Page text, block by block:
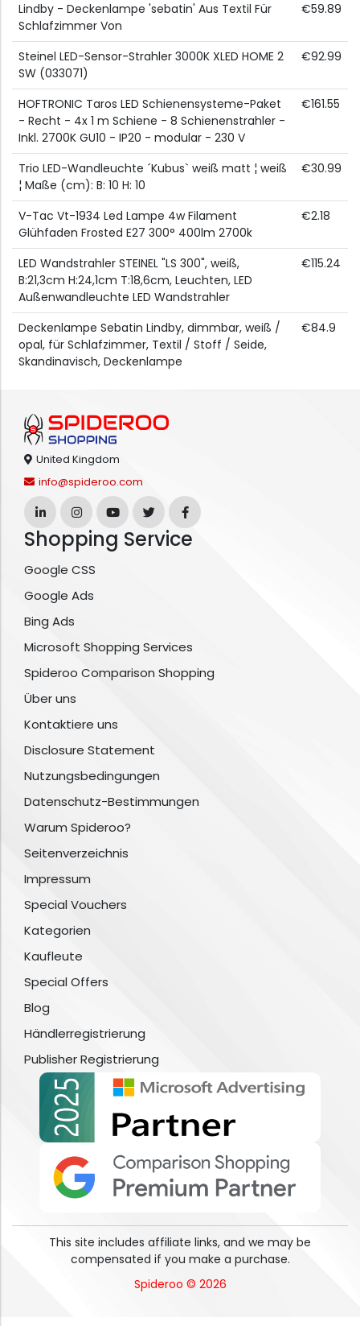
Lindby - Deckenlampe 'sebatin' Aus Textil Für
Schlafzimmer Von
€59.89
Steinel LED-Sensor-Strahler 3000K XLED HOME 2
SW (033071)
€92.99
HOFTRONIC Taros LED Schienensysteme-Paket
- Recht - 4x 1 m Schiene - 8 Schienenstrahler -
Inkl. 2700K GU10 - IP20 - modular - 230 V
€161.55
Trio LED-Wandleuchte ´Kubus` weiß matt ¦ weiß
¦ Maße (cm): B: 10 H: 10
€30.99
V-Tac Vt-1934 Led Lampe 4w Filament
Glühfaden Frosted E27 300° 400lm 2700k
€2.18
LED Wandstrahler STEINEL "LS 300", weiß,
B:21,3cm H:24,1cm T:18,6cm, Leuchten, LED
Außenwandleuchte LED Wandstrahler
€115.24
Deckenlampe Sebatin Lindby, dimmbar, weiß /
opal, für Schlafzimmer, Textil / Stoff / Seide,
Skandinavisch, Deckenlampe
€84.9
United Kingdom
info@spideroo.com
Shopping Service
Google CSS
Google Ads
Bing Ads
Microsoft Shopping Services
Spideroo Comparison Shopping
Über uns
Kontaktiere uns
Disclosure Statement
Nutzungsbedingungen
Datenschutz-Bestimmungen
Warum Spideroo?
Seitenverzeichnis
Impressum
Special Vouchers
Kategorien
Kaufleute
Special Offers
Blog
Händlerregistrierung
Publisher Registrierung
This site includes affiliate links, and we may be
compensated if you make a purchase.
Spideroo © 2026